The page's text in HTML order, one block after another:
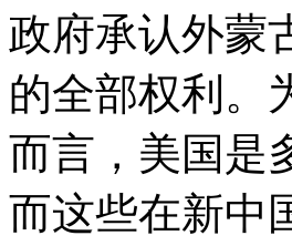
政府承认外蒙
的全部权利。
而言，美国是
而这些在新中